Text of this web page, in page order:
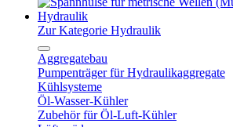
Hydraulik
Zur Kategorie Hydraulik
Aggregatebau
Pumpenträger für Hydraulikaggregate
Kühlsysteme
Öl-Wasser-Kühler
Zubehör für Öl-Luft-Kühler